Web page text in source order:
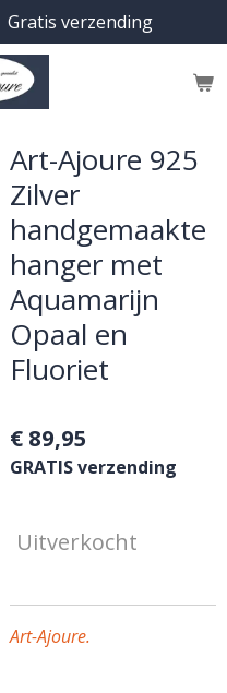
Gratis verzending
Art-Ajoure 925
Zilver
handgemaakte
hanger met
Aquamarijn
Opaal en
Fluoriet
€ 89,95
GRATIS verzending
Uitverkocht
Art-Ajoure.